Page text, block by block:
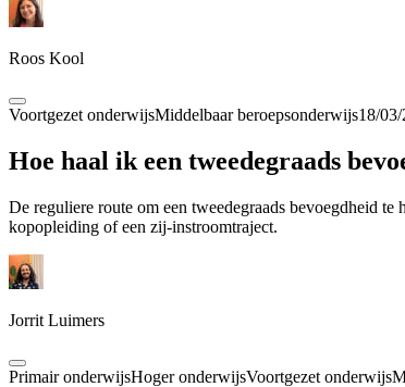
Roos Kool
Voortgezet onderwijsMiddelbaar beroepsonderwijs18/
Hoe haal ik een tweedegraads
De reguliere route om een tweedegraads bevoegdheid
kopopleiding of een zij-instroomtraject.
Jorrit Luimers
Primair onderwijsHoger onderwijsVoortgezet onderwijs